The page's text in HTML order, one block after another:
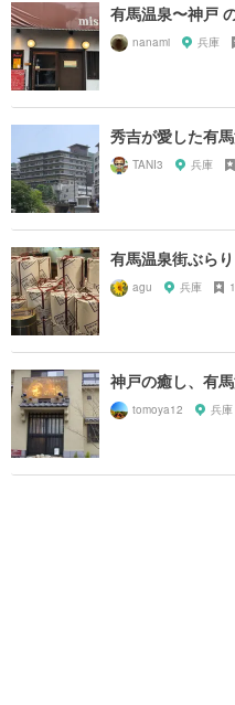
有馬温泉〜神戸
nanami 兵庫
秀吉が愛した有
TANI3 兵庫
有馬温泉街ぶら
agu 兵庫
神戸の癒し、有
tomoya12 兵庫